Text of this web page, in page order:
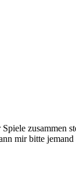
mir bitte